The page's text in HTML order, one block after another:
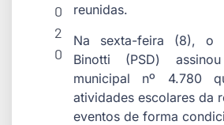
0
2
0
reunidas.
Na sexta-feira (8), o
Binotti (PSD)
municipal nº 4.780
atividades escolares da
eventos de forma